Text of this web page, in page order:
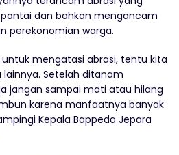
dan bahkan mengancam
perekonomian warga.
untuk mengatasi abrasi, tentu kita
Setelah ditanam
jangan sampai mati atau hilang
karena manfaatnya banyak
Kepala Bappeda Jepara